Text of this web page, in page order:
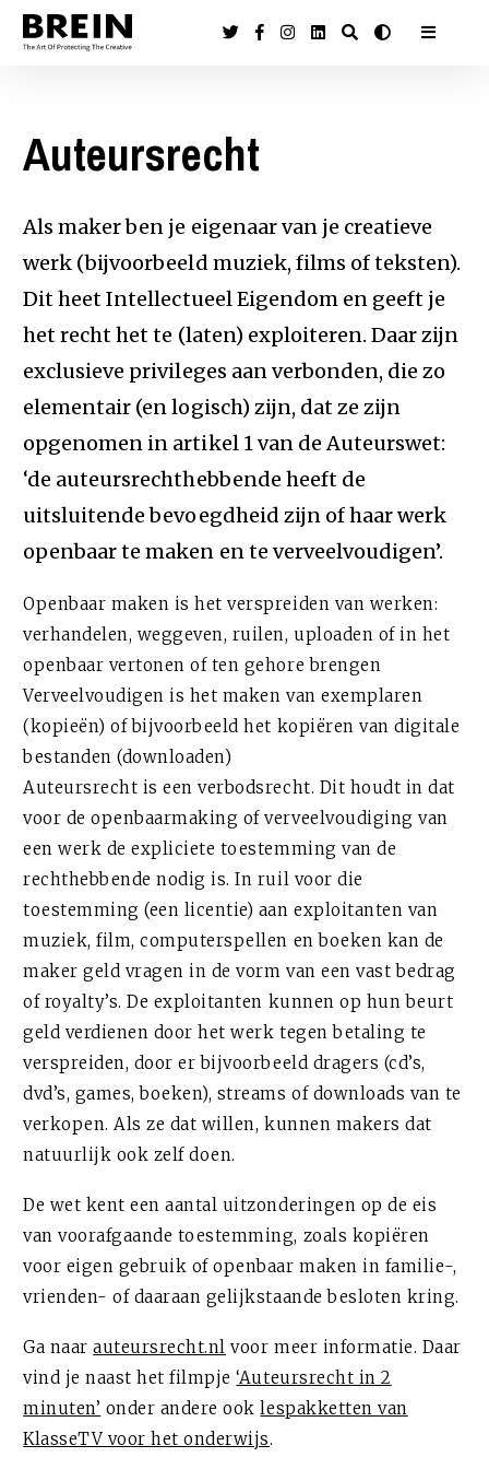
Auteursrecht
Als maker ben je eigenaar van je creatieve
werk (bijvoorbeeld muziek, films of teksten).
Dit heet Intellectueel Eigendom en geeft je
het recht het te (laten) exploiteren. Daar zijn
exclusieve privileges aan verbonden, die zo
elementair (en logisch) zijn, dat ze zijn
opgenomen in artikel 1 van de Auteurswet:
‘de auteursrechthebbende heeft de
uitsluitende bevoegdheid zijn of haar werk
openbaar te maken en te verveelvoudigen’.
Openbaar maken is het verspreiden van werken:
verhandelen, weggeven, ruilen, uploaden of in het
openbaar vertonen of ten gehore brengen
Verveelvoudigen is het maken van exemplaren
(kopieën) of bijvoorbeeld het kopiëren van digitale
bestanden (downloaden)
Auteursrecht is een verbodsrecht. Dit houdt in dat
voor de openbaarmaking of verveelvoudiging van
een werk de expliciete toestemming van de
rechthebbende nodig is. In ruil voor die
toestemming (een licentie) aan exploitanten van
muziek, film, computerspellen en boeken kan de
maker geld vragen in de vorm van een vast bedrag
of royalty’s. De exploitanten kunnen op hun beurt
geld verdienen door het werk tegen betaling te
verspreiden, door er bijvoorbeeld dragers (cd’s,
dvd’s, games, boeken), streams of downloads van te
verkopen. Als ze dat willen, kunnen makers dat
natuurlijk ook zelf doen.
De wet kent een aantal uitzonderingen op de eis
van voorafgaande toestemming, zoals kopiëren
voor eigen gebruik of openbaar maken in familie-,
vrienden- of daaraan gelijkstaande besloten kring.
Ga naarauteursrecht.nl voor meer informatie. Daar
vind je naast het filmpje‘Auteursrecht in 2
minuten’ onder andere ooklespakketten van
KlasseTV voor het onderwijs.